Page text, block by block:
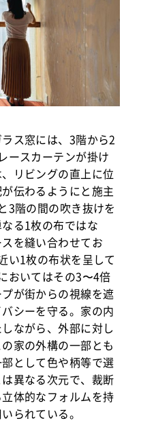
ス窓には、3階から2
ースカーテンが掛け
リビングの直上に位
伝わるようにと施主
3階の間の吹き抜けを
る1枚の布ではな
を縫い合わせてお
い1枚の布状を呈して
おいてはその3〜4倍
が街からの視線を遮
シーを守る。家の内
ながら、外部に対し
家の外構の一部とも
として色や柄等で選
異なる次元で、裁断
体的なフォルムを持
られている。